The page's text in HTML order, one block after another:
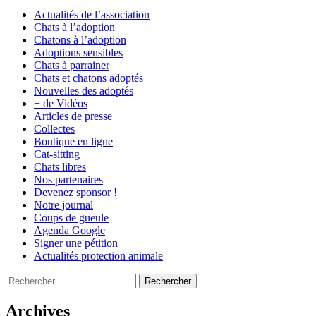
Actualités de l’association
Chats à l’adoption
Chatons à l’adoption
Adoptions sensibles
Chats à parrainer
Chats et chatons adoptés
Nouvelles des adoptés
+ de Vidéos
Articles de presse
Collectes
Boutique en ligne
Cat-sitting
Chats libres
Nos partenaires
Devenez sponsor !
Notre journal
Coups de gueule
Agenda Google
Signer une pétition
Actualités protection animale
Rechercher :
Archives